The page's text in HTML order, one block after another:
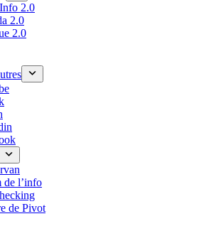
2.0
2.0
2.0
de l’info
de Pivot